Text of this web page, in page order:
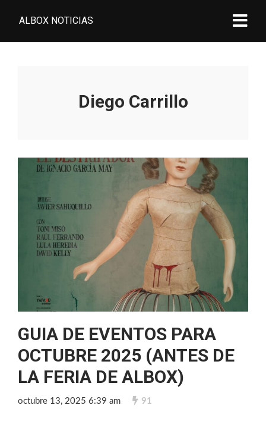
ALBOX NOTICIAS
Diego Carrillo
GUIA DE EVENTOS PARA
OCTUBRE 2025 (ANTES DE
LA FERIA DE ALBOX)
octubre 13, 2025 6:39 am 91